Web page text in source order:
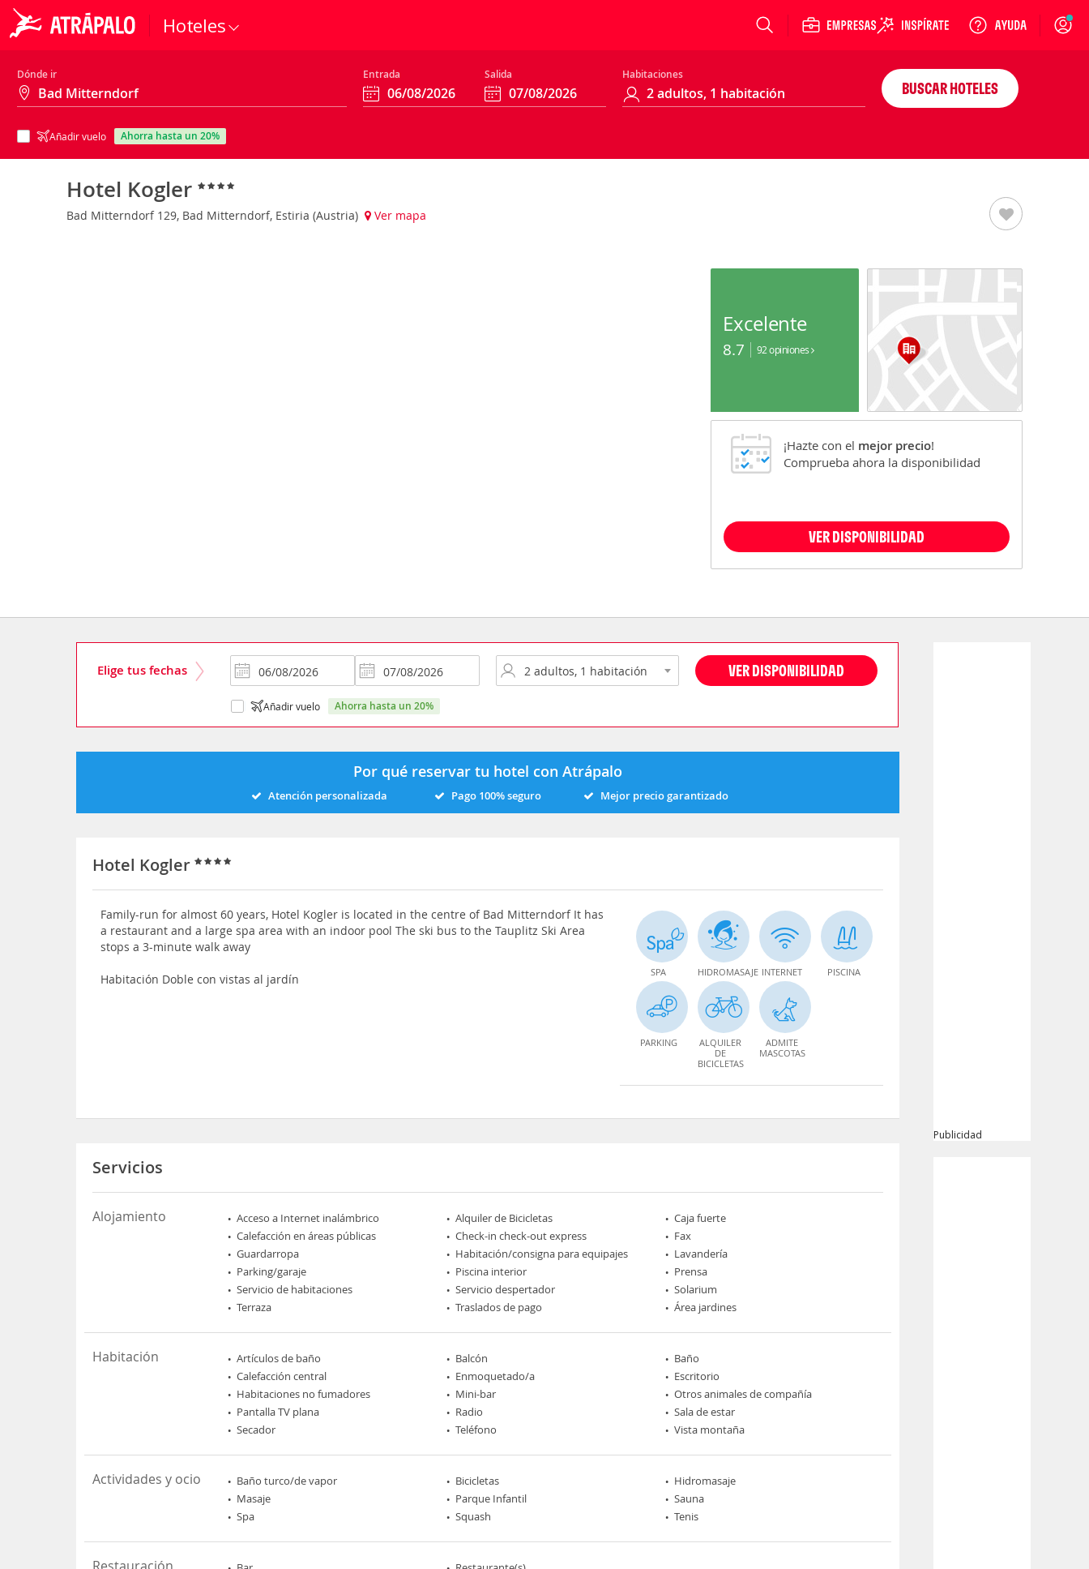
Hoteles Login
Dónde ir Entrada Salida Habitaciones
Añadir vuelo ahorra hasta un 20%
BUSCAR HOTELES
Hotel Kogler
Bad Mitterndorf 129, Bad Mitterndorf, Estiria (Austria) Ver mapa
Excelente
8.7 92 opiniones
¡Hazte con el mejor precio!
Comprueba ahora la disponibilidad
VER DISPONIBILIDAD
Elige tus fechas VER DISPONIBILIDAD
Añadir vuelo ahorra hasta un 20%
Por qué reservar tu hotel con Atrápalo
Atención personalizada Pago 100% seguro Mejor precio garantizado
Hotel Kogler
Family-run for almost 60 years, Hotel Kogler is located in the centre of Bad Mitterndorf It has
a restaurant and a large spa area with an indoor pool The ski bus to the Tauplitz Ski Area
stops a 3-minute walk away
Habitación Doble con vistas al jardín SPA HIDROMASAJE INTERNET PISCINA
PARKING
ALQUILER
DE
BICICLETAS
ADMITE
MASCOTAS
Servicios
Alojamiento Acceso a Internet inalámbrico Alquiler de Bicicletas
Caja fuerte
Calefacción en áreas públicas
Check-in check-out express
Fax
Guardarropa
Habitación/consigna para equipajes
Lavandería
Parking/garaje
Piscina interior
Prensa
Servicio de habitaciones
Servicio despertador
Solarium
Terraza
Traslados de pago Área jardines
Habitación Artículos de baño Balcón
Baño
Calefacción central
Enmoquetado/a
Escritorio
Habitaciones no fumadores
Mini-bar
Otros animales de compañía
Pantalla TV plana
Radio
Sala de estar
Secador
Teléfono Vista montaña
Actividades y ocio Baño turco/de vapor Bicicletas
Hidromasaje
Masaje
Parque Infantil
Sauna
Spa
Squash Tenis
Publicidad